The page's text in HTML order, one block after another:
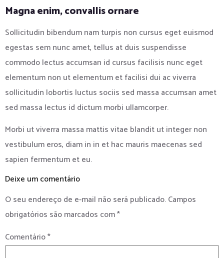
Magna enim, convallis ornare
Sollicitudin bibendum nam turpis non cursus eget euismod
egestas sem nunc amet, tellus at duis suspendisse
commodo lectus accumsan id cursus facilisis nunc eget
elementum non ut elementum et facilisi dui ac viverra
sollicitudin lobortis luctus sociis sed massa accumsan amet
sed massa lectus id dictum morbi ullamcorper.
Morbi ut viverra massa mattis vitae blandit ut integer non
vestibulum eros, diam in in et hac mauris maecenas sed
sapien fermentum et eu.
Deixe um comentário
O seu endereço de e-mail não será publicado.Campos
obrigatórios são marcados com*
Comentário*